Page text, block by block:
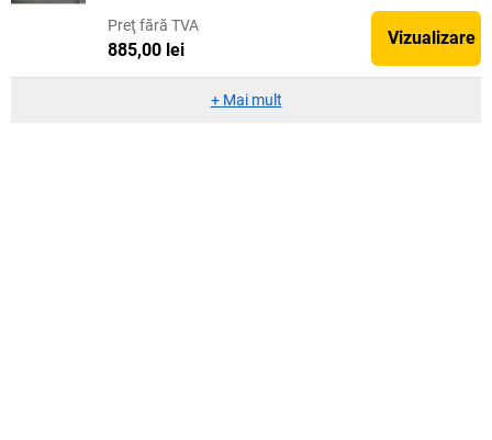
Preţ fără TVA
885,00 lei
Vizualizare
+ Mai mult